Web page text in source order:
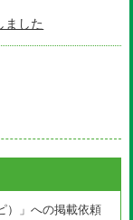
ました
）」への掲載依頼